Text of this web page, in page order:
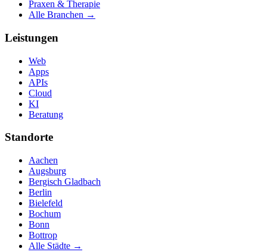
Praxen & Therapie
Alle Branchen →
Leistungen
Web
Apps
APIs
Cloud
KI
Beratung
Standorte
Aachen
Augsburg
Bergisch Gladbach
Berlin
Bielefeld
Bochum
Bonn
Bottrop
Alle Städte →